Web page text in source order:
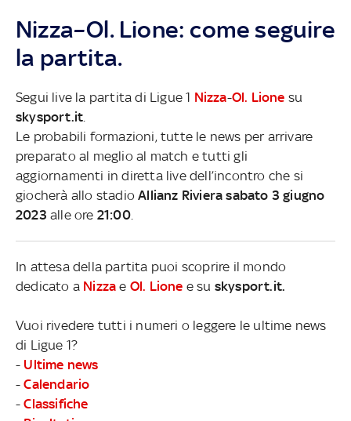
Nizza–Ol. Lione: come seguire
la partita.
Segui live la partita di Ligue 1 Nizza-Ol. Lione su
skysport.it
Le probabili formazioni, tutte le news per arrivare
preparato al meglio al match e tutti gli
aggiornamenti in diretta live dell’incontro che si
giocherà allo stadioAllianz Riviera sabato 3 giugno
2023 alle ore 21:00.
In attesa della partita puoi scoprire il mondo
dedicato a Nizza e Ol. Lione e su skysport.it.
Vuoi rivedere tutti i numeri o leggere le ultime news
di Ligue 1?
- Ultime news
-Calendario
-Classifiche